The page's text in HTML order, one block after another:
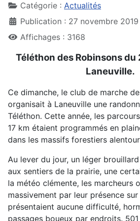
Catégorie : Actualités
Publication : 27 novembre 2019
Affichages : 3168
Téléthon des Robinsons du
Laneuville.
Ce dimanche, le club de marche
organisait à Laneuville une
Téléthon. Cette année, les
17 km étaient programmés en
dans les massifs forestiers
Au lever du jour, un léger
aux sentiers de la prairie, une
la météo clémente, les marcheurs
massivement par leur présence
présentaient aucune difficulté,
passages boueux par endroits.